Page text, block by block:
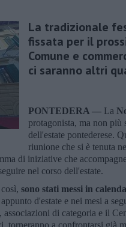
La tradizionale
fissata per il
Comune e
ci saranno altri
PONTEDERA — La
protagonista, ma non più
dell'estate pontederese.
riunione che si è tenuta
di iniziative che
nel corso dell'estate.
sono stati messi in
d'estate e nei mesi a
di categoria e il
torneranno a confrontarsi già